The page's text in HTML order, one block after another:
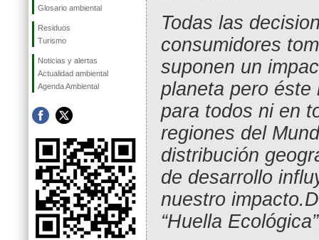
Glosario ambiental
Residuos
Turismo
Noticias y alertas
Actualidad ambiental
Agenda Ambiental
Todas las
consumidores
suponen un
planeta pero éste
para todos ni en
regiones del
distribución
de desarrollo
nuestro
“Huella